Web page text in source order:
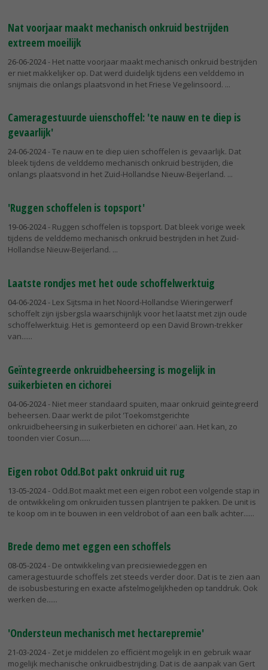
Nat voorjaar maakt mechanisch onkruid bestrijden
extreem moeilijk
26-06-2024- Het natte voorjaar maakt mechanisch onkruid bestrijden
er niet makkelijker op. Dat werd duidelijk tijdens een velddemo in
snijmais die onlangs plaatsvond in het Friese Vegelinsoord.
Cameragestuurde uienschoffel: 'te nauw en te diep is
gevaarlijk'
24-06-2024- Te nauw en te diep uien schoffelen is gevaarlijk. Dat
bleek tijdens de velddemo mechanisch onkruid bestrijden, die
onlangs plaatsvond in het Zuid-Hollandse Nieuw-Beijerland.
'Ruggen schoffelen is topsport'
19-06-2024- Ruggen schoffelen is topsport. Dat bleek vorige week
tijdens de velddemo mechanisch onkruid bestrijden in het Zuid-
Hollandse Nieuw-Beijerland.
Laatste rondjes met het oude schoffelwerktuig
04-06-2024- Lex Sijtsma in het Noord-Hollandse Wieringerwerf
schoffelt zijn ijsbergsla waarschijnlijk voor het laatst met zijn oude
schoffelwerktuig. Het is gemonteerd op een David Brown-trekker
van...
Geïntegreerde onkruidbeheersing is mogelijk in
suikerbieten en cichorei
04-06-2024- Niet meer standaard spuiten, maar onkruid geïntegreerd
beheersen. Daar werkt de pilot 'Toekomstgerichte
onkruidbeheersing in suikerbieten en cichorei' aan. Het kan, zo
toonden vier Cosun...
Eigen robot Odd.Bot pakt onkruid uit rug
13-05-2024- Odd.Bot maakt met een eigen robot een volgende stap in
de ontwikkeling om onkruiden tussen plantrijen te pakken. De unit is
te koop om in te bouwen in een veldrobot of aan een balk achter...
Brede demo met eggen een schoffels
08-05-2024- De ontwikkeling van precisiewiedeggen en
cameragestuurde schoffels zet steeds verder door. Dat is te zien aan
de isobusbesturing en exacte afstelmogelijkheden op tanddruk. Ook
werken de...
'Ondersteun mechanisch met hectarepremie'
21-03-2024- Zet je middelen zo efficiënt mogelijk in en gebruik waar
mogelijk mechanische onkruidbestrijding. Dat is de aanpak van Gert